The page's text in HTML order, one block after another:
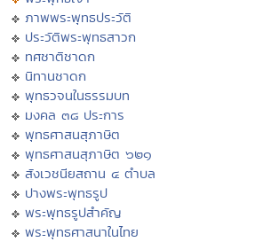
ภาพพระพุทธประวัติ
ประวัติพระพุทธสาวก
ทศชาติชาดก
นิทานชาดก
พุทธวจนในธรรมบท
มงคล ๓๘ ประการ
พุทธศาสนสุภาษิต
พุทธศาสนสุภาษิต ๖๒๑
สังเวชนียสถาน ๔ ตำบล
ปางพระพุทธรูป
พระพุทธรูปสำคัญ
พระพุทธศาสนาในไทย